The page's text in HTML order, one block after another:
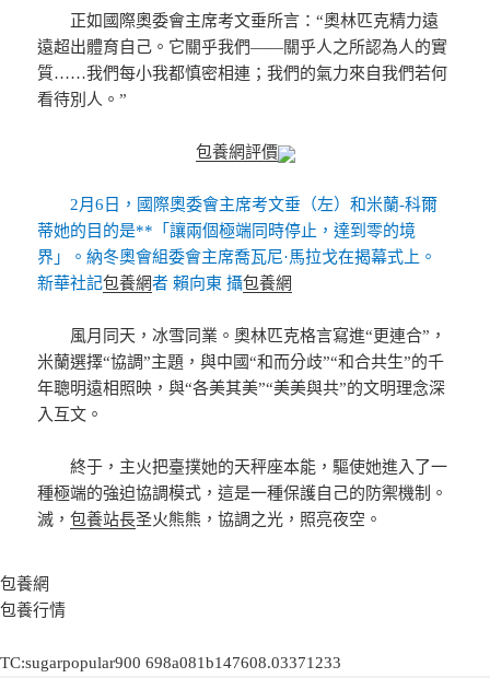
正如國際奧委會主席考文垂所言：“奧林匹克精力遠
遠超出體育自己。它關乎我們——關乎人之所認為人的實
質……我們每小我都慎密相連；我們的氣力來自我們若何
看待別人。”
包養網評價
2月6日，國際奧委會主席考文垂（左）和米蘭-科爾
蒂她的目的是**「讓兩個極端同時停止，達到零的境
界」。納冬奧會組委會主席喬瓦尼·馬拉戈在揭幕式上。
新華社記包養網者 賴向東 攝包養網
風月同天，冰雪同業。奧林匹克格言寫進“更連合”，
米蘭選擇“協調”主題，與中國“和而分歧”“和合共生”的千
年聰明遠相照映，與“各美其美”“美美與共”的文明理念深
入互文。
終于，主火把臺撲她的天秤座本能，驅使她進入了一
種極端的強迫協調模式，這是一種保護自己的防禦機制。
滅，包養站長圣火熊熊，協調之光，照亮夜空。
包養網
包養行情
TC:sugarpopular900 698a081b147608.03371233